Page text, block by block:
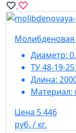
Диаметр:
ТУ 48-19-
Длина:
Материал:
Цена 5 446
руб. / кг.